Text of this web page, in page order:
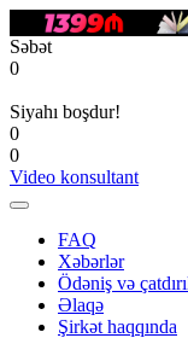
Səbət
0
Siyahı boşdur!
0
0
Video konsultant
FAQ
Xəbərlər
Ödəniş və
Əlaqə
Şirkət haqqında